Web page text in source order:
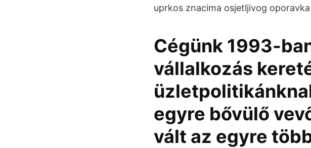
uprkos znacima osjetljivog
Cégünk 1993-
vállalkozás
egyre bővülő
vált az egyre